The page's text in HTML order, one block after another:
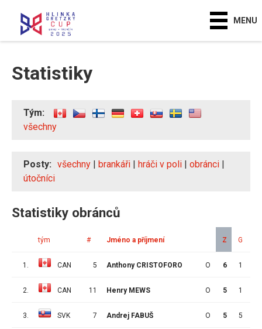
MENU
Statistiky
Tým:
všechny
Posty: všechny | brankáři | hráči v poli | obránci |
útočníci
Statistiky obránců
tým # Jméno a příjmení Z G
1. CAN 5 Anthony CRISTOFORO O 6 1
2. CAN 11 Henry MEWS O 5 1
3. SVK 7 Andrej FABUŠ O 5 5